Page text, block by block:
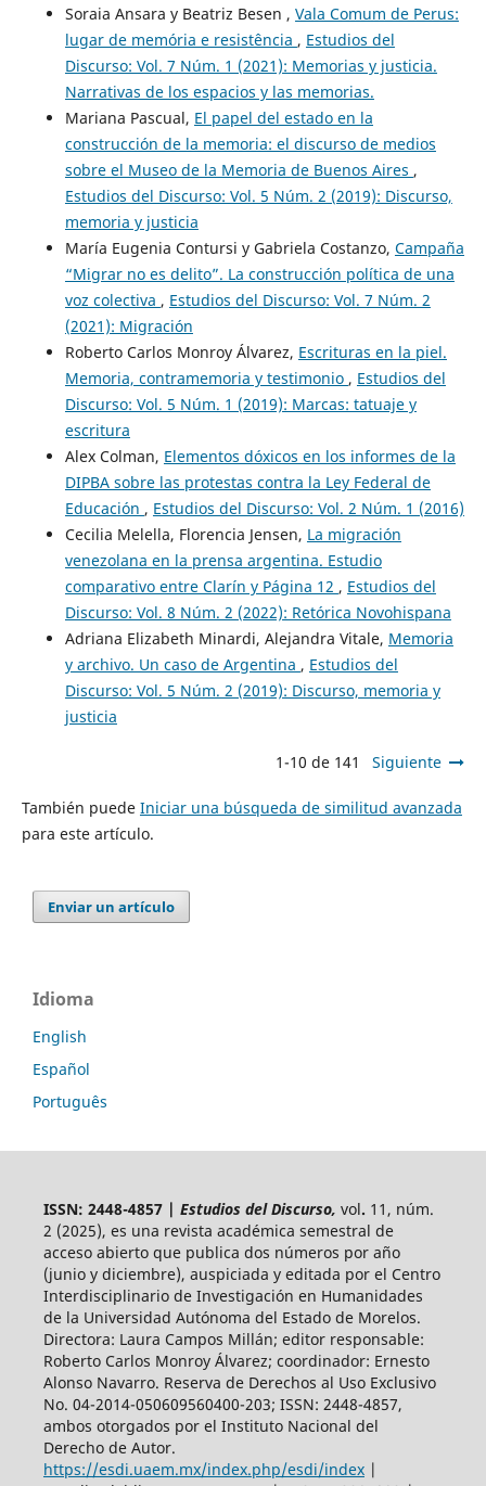
Soraia Ansara y Beatriz Besen , Vala Comum de Perus:
lugar de memória e resistência , Estudios del
Discurso: Vol. 7 Núm. 1 (2021): Memorias y justicia.
Narrativas de los espacios y las memorias.
Mariana Pascual, El papel del estado en la
construcción de la memoria: el discurso de medios
sobre el Museo de la Memoria de Buenos Aires ,
Estudios del Discurso: Vol. 5 Núm. 2 (2019): Discurso,
memoria y justicia
María Eugenia Contursi y Gabriela Costanzo, Campaña
“Migrar no es delito”. La construcción política de una
voz colectiva , Estudios del Discurso: Vol. 7 Núm. 2
(2021): Migración
Roberto Carlos Monroy Álvarez, Escrituras en la piel.
Memoria, contramemoria y testimonio , Estudios del
Discurso: Vol. 5 Núm. 1 (2019): Marcas: tatuaje y
escritura
Alex Colman, Elementos dóxicos en los informes de la
DIPBA sobre las protestas contra la Ley Federal de
Educación , Estudios del Discurso: Vol. 2 Núm. 1 (2016)
Cecilia Melella, Florencia Jensen, La migración
venezolana en la prensa argentina. Estudio
comparativo entre Clarín y Página 12 , Estudios del
Discurso: Vol. 8 Núm. 2 (2022): Retórica Novohispana
Adriana Elizabeth Minardi, Alejandra Vitale, Memoria
y archivo. Un caso de Argentina , Estudios del
Discurso: Vol. 5 Núm. 2 (2019): Discurso, memoria y
justicia
1-10 de 141 Siguiente
También puede Iniciar una búsqueda de similitud avanzada
para este artículo.
Enviar un artículo
Idioma
English
Español
Português
ISSN: 2448-4857 | Estudios del Discurso, vol. 11, núm.
2 (2025), es una revista académica semestral de
acceso abierto que publica dos números por año
(junio y diciembre), auspiciada y editada por el Centro
Interdisciplinario de Investigación en Humanidades
de la Universidad Autónoma del Estado de Morelos.
Directora: Laura Campos Millán; editor responsable:
Roberto Carlos Monroy Álvarez; coordinador: Ernesto
Alonso Navarro. Reserva de Derechos al Uso Exclusivo
No. 04-2014-050609560400-203; ISSN: 2448-4857,
ambos otorgados por el Instituto Nacional del
Derecho de Autor.
https://esdi.uaem.mx/index.php/esdi/index|